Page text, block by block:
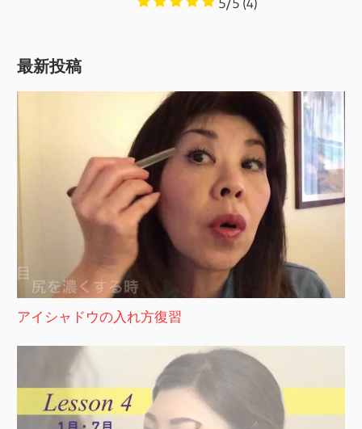
最新投稿
アイシャドウの入れ方復習